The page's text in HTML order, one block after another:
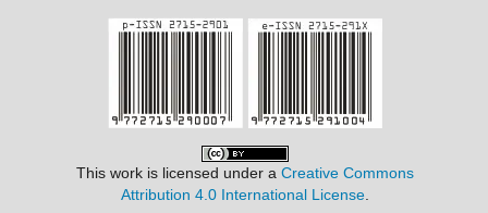
This work is licensed under a Creative Commons
Attribution 4.0 International License